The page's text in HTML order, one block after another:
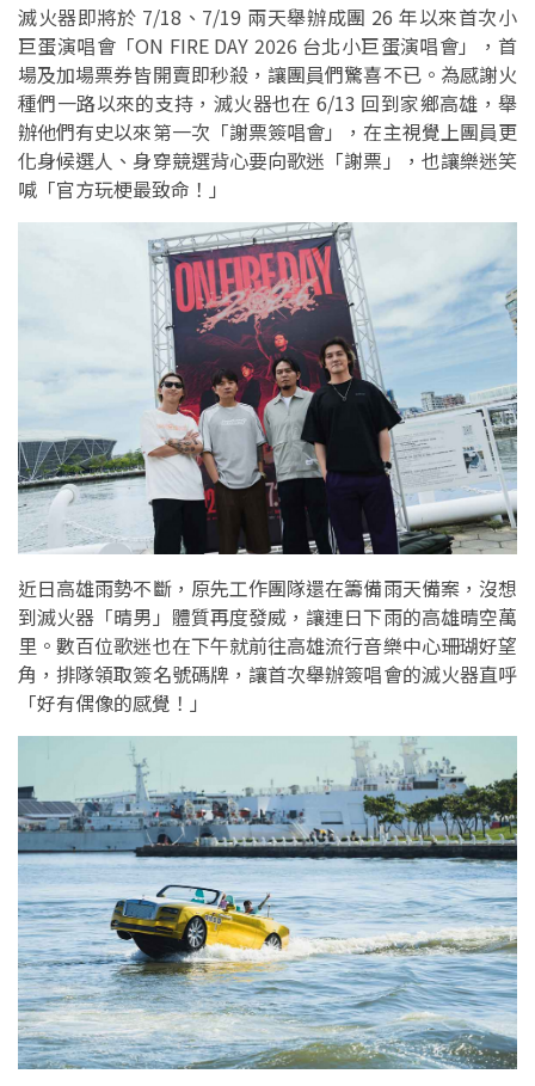
滅火器即將於 7/18、7/19 兩天舉辦成團 26 年以來首次小
巨蛋演唱會「ON FIRE DAY 2026 台北小巨蛋演唱會」，首
場及加場票券皆開賣即秒殺，讓團員們驚喜不已。為感謝火
種們一路以來的支持，滅火器也在 6/13 回到家鄉高雄，舉
辦他們有史以來第一次「謝票簽唱會」，在主視覺上團員更
化身候選人、身穿競選背心要向歌迷「謝票」，也讓樂迷笑
喊「官方玩梗最致命！」
近日高雄雨勢不斷，原先工作團隊還在籌備雨天備案，沒想
到滅火器「晴男」體質再度發威，讓連日下雨的高雄晴空萬
里。數百位歌迷也在下午就前往高雄流行音樂中心珊瑚好望
角，排隊領取簽名號碼牌，讓首次舉辦簽唱會的滅火器直呼
「好有偶像的感覺！」